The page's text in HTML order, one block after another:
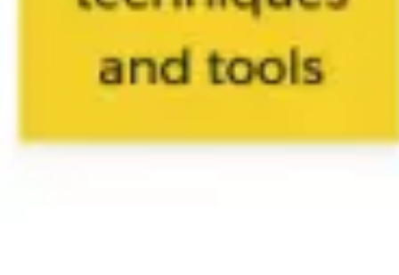
Tworzenie diagramów i map